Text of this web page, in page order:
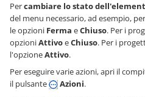
Percambiare lo stato
del menu necessario, ad esempio,
le opzioni Ferma eChiuso. Per i
opzioniAttivoeChiuso. Per i
l'opzioneAttivo.
Per eseguire varie azioni, apri il
il pulsante
Azioni.